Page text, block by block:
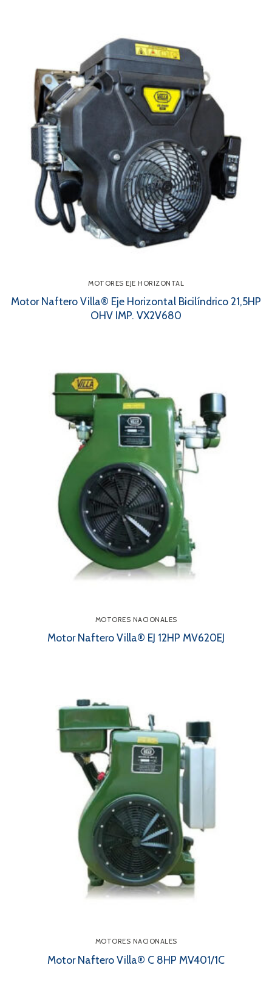
MOTORES EJE HORIZONTAL
Motor Naftero Villa® Eje Horizontal Bicilíndrico 21,5HP
OHV IMP. VX2V680
MOTORES NACIONALES
Motor Naftero Villa® EJ 12HP MV620EJ
MOTORES NACIONALES
Motor Naftero Villa® C 8HP MV401/1C